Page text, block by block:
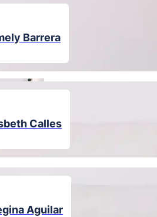
Martínez
Gómez
Barrera
Calles
Aguilar